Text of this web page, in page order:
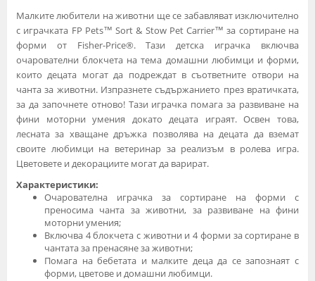
Малките любители на животни ще се забавляват изключително
с играчката FP Pets™ Sort & Stow Pet Carrier™ за сортиране на
форми от Fisher-Price®. Тази детска играчка включва
очарователни блокчета на тема домашни любимци и форми,
които децата могат да подреждат в съответните отвори на
чанта за животни. Изпразнете съдържанието през вратичката,
за да започнете отново! Тази играчка помага за развиване на
фини моторни умения докато децата играят. Освен това,
лесната за хващане дръжка позволява на децата да вземат
своите любимци на ветеринар за реализъм в ролева игра.
Цветовете и декорациите могат да варират.
Характеристики:
Очарователна играчка за сортиране на форми с
преносима чанта за животни, за развиване на фини
моторни умения;
Включва 4 блокчета с животни и 4 форми за сортиране в
чантата за пренасяне за животни;
Помага на бебетата и малките деца да се запознаят с
форми, цветове и домашни любимци.